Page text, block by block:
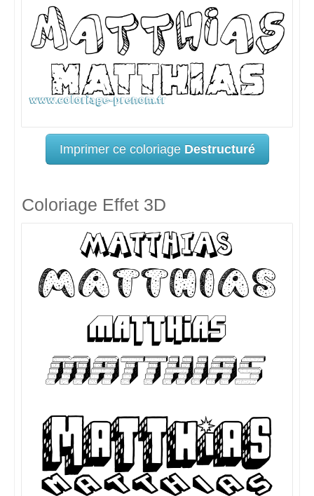
Imprimer ce coloriage Destructuré
Coloriage Effet 3D